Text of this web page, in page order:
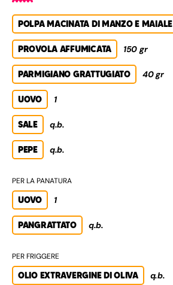
POLPA MACINATA DI MANZO E MAIALE
PROVOLA AFFUMICATA 150 gr
PARMIGIANO GRATTUGIATO 40 gr
UOVO 1
SALE q.b.
PEPE q.b.
PER LA PANATURA
UOVO 1
PANGRATTATO q.b.
PER FRIGGERE
OLIO EXTRAVERGINE DI OLIVA q.b.